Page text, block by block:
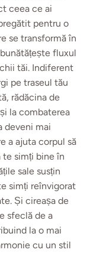
ceea ce ai
pentru o
se transformă în
fluxul
tăi. Indiferent
pe traseul tău
rădăcina de
la combaterea
deveni mai
a ajuta corpul să
simți bine în
sale susțin
simți reînvigorat
Și cireașa de
sfeclă de a
la o mai
cu un stil